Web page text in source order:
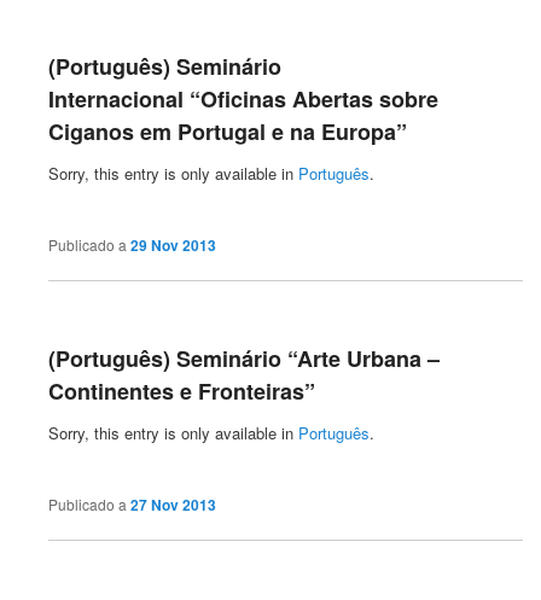
(Português) Seminário
Internacional “Oficinas Abertas sobre
Ciganos em Portugal e na Europa”
Sorry, this entry is only available in Português.
Publicado a29 Nov 2013
(Português) Seminário “Arte Urbana –
Continentes e Fronteiras”
Sorry, this entry is only available in Português.
Publicado a27 Nov 2013